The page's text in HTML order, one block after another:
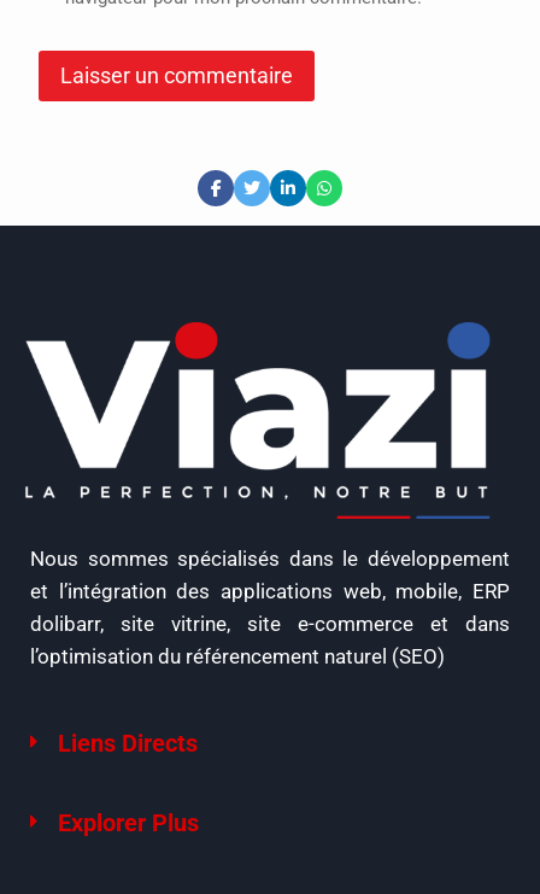
Nous sommes spécialisés dans le développement
et l’intégration des applications web, mobile, ERP
dolibarr, site vitrine, site e-commerce et dans
l’optimisation du référencement naturel (SEO)
Liens Directs
Explorer Plus